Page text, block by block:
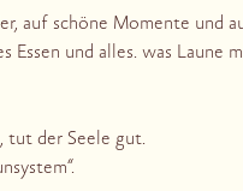
auf schöne Momente und
Essen und alles. was Laune
tut der Seele gut.